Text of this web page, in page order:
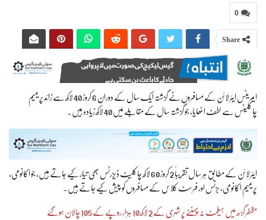
0
Share
ایمریٹس ایئرلائن کے مسافروں نے گزشتہ ایک سال کے دوران 6 کروڑ 40 لاکھ سے زائد پریمیم
چاکلیٹس سے لطف اٹھایا، جو گزشتہ سال کے مقابلے میں 40 لاکھ زیادہ ہیں۔
ایئرلائن کے مطابق ہر سال تقریباً 2 کروڑ 60 لاکھ چاکلیٹ ڈیزرٹس بھی تیار کیے جاتے ہیں، جو اکانومی،
پریمیم اکانومی، بزنس اور فرسٹ کلاس کے مسافروں کو پیش کیے جاتے ہیں۔
مظفرگڑھ میں ہیلمٹ نہ پہننے پر شہری کے 2 لاکھ 10 ہزار روپے کے 105 چالان ہوگئے